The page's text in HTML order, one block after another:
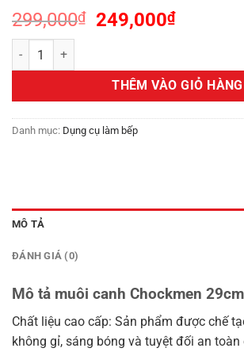
299,000₫
Giá
299,000₫.
249,000₫Giá
là:
Muôi canh Chockmen 29cm số lượng
THÊM VÀO GIỎ HÀNG
Danh mục: Dụng cụ làm bếp
MÔ TẢ
ĐÁNH GIÁ (0)
Mô tả muôi canh Chockmen 29cm
Chất liệu cao cấp: Sản phẩm được chế
không gỉ, sáng bóng và tuyệt đối an toàn